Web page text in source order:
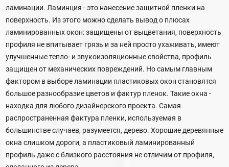
ламинации. Ламинция - это нанесение защитной пленки на
поверхность. Из этого можно сделать вывод о плюсах
ламинированных окон: защищены от выцветания, поверхность
профиля не впитывает грязь и за ней просто ухаживать, имеют
улучшенные тепло- и звукоизоляционные свойства, профиль
защищен от механических повреждений. Но самым главным
фактором в выборе ламинации пластиковых окон становятся
большое разнообразие цветов и фактур пленок. Такие окна -
находка для любого дизайнерского проекта. Самая
распространенная фактура пленки, используемая в
большинстве случаев, разумеется, дерево. Хорошие деревянные
окна слишком дороги, а пластиковый ламинированный
профиль даже с близкого расстояния не отличим от профиля,